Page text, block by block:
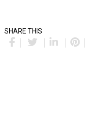
SHARE THIS